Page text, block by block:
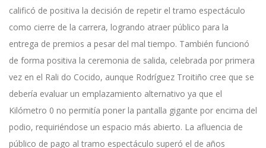
calificó de positiva la decisión de repetir el tramo espectáculo
como cierre de la carrera, logrando atraer público para la
entrega de premios a pesar del mal tiempo. También funcionó
de forma positiva la ceremonia de salida, celebrada por primera
vez en el Rali do Cocido, aunque Rodríguez Troitiño cree que se
debería evaluar un emplazamiento alternativo ya que el
Kilómetro 0 no permitía poner la pantalla gigante por encima del
podio, requiriéndose un espacio más abierto. La afluencia de
público de pago al tramo espectáculo superó el de años